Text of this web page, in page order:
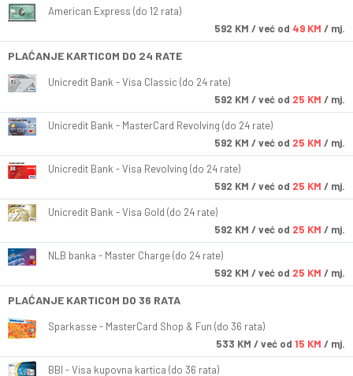
American Express (do 12 rata)
592 KM / već od 49 KM / mj.
PLAĆANJE KARTICOM DO 24 RATE
Unicredit Bank - Visa Classic (do 24 rate)
592 KM / već od 25 KM / mj.
Unicredit Bank - MasterCard Revolving (do 24 rate)
592 KM / već od 25 KM / mj.
Unicredit Bank - Visa Revolving (do 24 rate)
592 KM / već od 25 KM / mj.
Unicredit Bank - Visa Gold (do 24 rate)
592 KM / već od 25 KM / mj.
NLB banka - Master Charge (do 24 rate)
592 KM / već od 25 KM / mj.
PLAĆANJE KARTICOM DO 36 RATA
Sparkasse - MasterCard Shop & Fun (do 36 rata)
533 KM / već od 15 KM / mj.
BBI - Visa kupovna kartica (do 36 rata)